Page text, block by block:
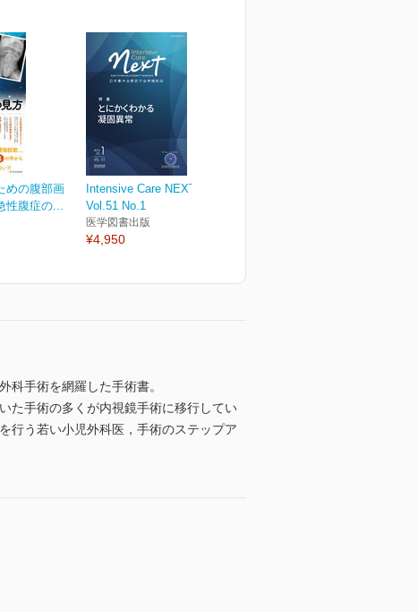
めの腹部画
性腹症の...
Intensive Care NEXT
Vol.51 No.1
医学図書出版
¥4,950
科手術を網羅した手術書。
た手術の多くが内視鏡手術に移行してい
行う若い小児外科医，手術のステップア